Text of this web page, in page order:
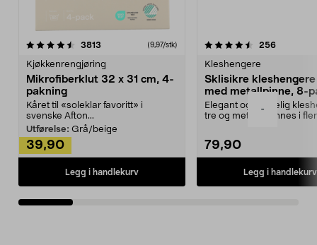
-
3813 anmeldelser(9,97/stk)
Kjøkkenrengjøring
Mikrofiberklut 32 x 31 cm, 4-
pakning
Kåret til «soleklar favoritt» i
svenske Afton...
Utførelse: Grå/beige
39,90
Legg i handlekurv
4.5av 5 stjerner 256
Kleshengere
Sklisikre
med metallpinne, 8-
Elegant og skikkelig
tre og metall – finnes i
79,90
Legg i handlekurv
4.5av 5 stjerner